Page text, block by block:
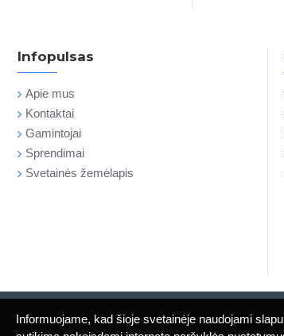
Infopulsas
Apie mus
Kontaktai
Gamintojai
Sprendimai
Svetainės žemėlapis
© 2022 Visos teisės saugomos. Infopulsas
Informuojame, kad šioje svetainėje naudojami